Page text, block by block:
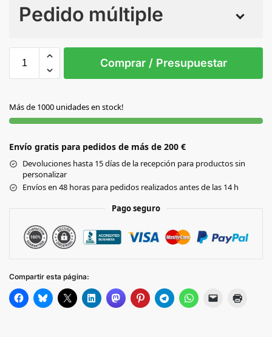
Pedido múltiple
S/T
Comprar / Presupuestar
Más de 1000 unidades en stock!
Envío gratis para pedidos de más de 200 €
Devoluciones hasta 15 días de la recepción para productos sin
personalizar
Envíos en 48 horas para pedidos realizados antes de las 14 h
Pago seguro
Compartir esta página: